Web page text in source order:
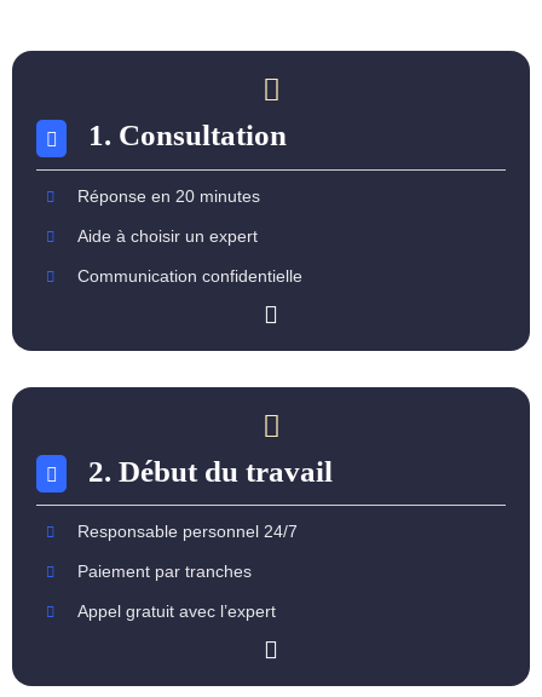
1. Consultation
Réponse en 20 minutes
Aide à choisir un expert
Communication confidentielle
2. Début du travail
Responsable personnel 24/7
Paiement par tranches
Appel gratuit avec l’expert